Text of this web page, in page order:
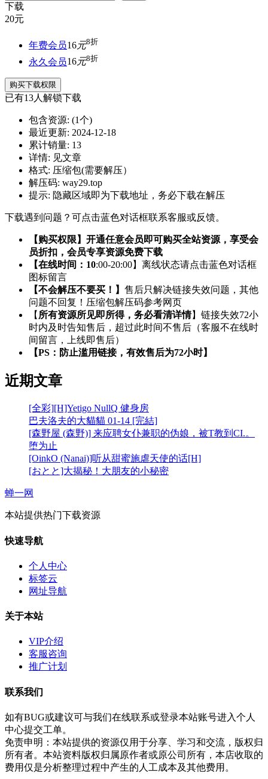
下载
20元
年费会员16元8折
永久会员16元8折
购买下载权限
已有13人解锁下载
包含资源: (1个)
最近更新: 2024-12-18
累计销量: 13
详情: 见文章
格式: 压缩包(需要解压）
解压码: way29.top
提示: 隐藏区域即为下载地址，务必下载在解压
下载遇到问题？可点击蓝色对话框联系客服或反馈。
【购买权限】开通任意会员即可购买全站资源，享受会
员折扣，会员专享资源免费下载
【在线时间：10:00-20:00】离线状态请点击蓝色对话框
图标留言
【不会解压不要买！】 售后只解决链接失效问题，其他
问题不回复！压缩包解压码参考网页
【 所有资源所见即所得，务必看清详情】链接失效72小
时内及时告知售后，超过此时间不售后（客服不在线时
间留言，上线即售后）
【PS：防止滥用链接，有效售后为72小时】
近期文章
[全彩][H]Yetigo NullQ 健身房
巴夫洛夫的大貓貓 01-14 [完結]
[森野屋 (森野)] 来应聘女仆兼职的伪娘，被T教到CI.。
堕为止
[OinkO (Nanai)]听从甜蜜施虐天使的话[H]
[おとと]大揭秘！大朋友的小秘密
蝉一网
本站提供热门下载资源
快速导航
个人中心
标签云
网址导航
关于本站
VIP介绍
客服咨询
推广计划
联系我们
如有BUG或建议可与我们在线联系或登录本站账号进入个人
中心提交工单。
免责申明：本站提供的资源仅用于分享、学习和交流，版权归
所有者。本站资料版权归属原作者或原公司所有，本店收取的
费用仅是分析整理过程中产生的人工成本及其他费用。